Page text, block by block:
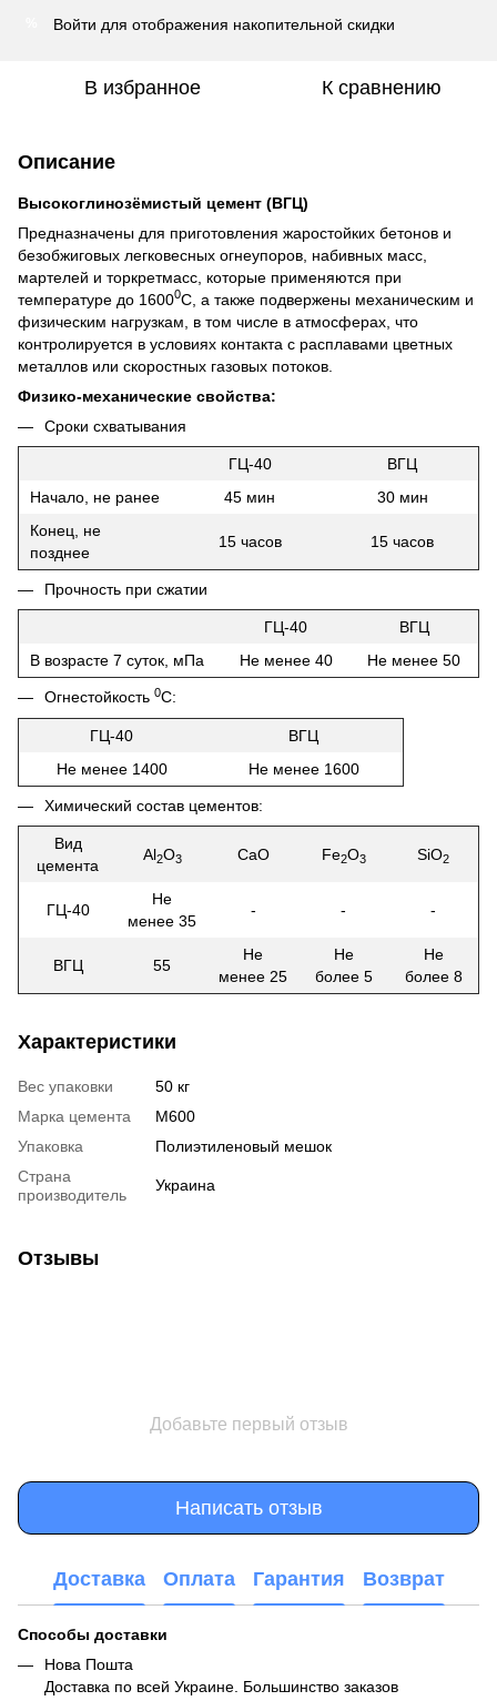
Войти для отображения накопительной скидки
В избранное К сравнению
Описание
Высокоглинозёмистый цемент (ВГЦ)
Предназначены для приготовления жаростойких бетонов и
безобжиговых легковесных огнеупоров, набивных масс,
мартелей и торкретмасс, которые применяются при
температуре до 16000С, а также подвержены механическим и
физическим нагрузкам, в том числе в атмосферах, что
контролируется в условиях контакта с расплавами цветных
металлов или скоростных газовых потоков.
Физико-механические свойства:
Сроки схватывания
ГЦ-40
ВГЦ
Начало, не ранее
45 мин
30 мин
Конец, не
позднее
15 часов 15 часов
Прочность при сжатии
ГЦ-40
ВГЦ
В возрасте 7 суток, мПа
Не менее 40 Не менее 50
Огнестойкость 0С:
ГЦ-40
ВГЦ
Не менее 1400
Не менее 1600
Химический состав цементов:
Вид
цемента
Al2O3 CaO Fe2O3 SiO2
ГЦ-40
Не
менее 35
- - -
ВГЦ 55
Не
менее 25
Не
более 5
Не
более 8
Характеристики
Вес упаковки
50 кг
Марка цемента
М600
Упаковка
Полиэтиленовый мешок
Страна
производитель
Украина
Отзывы
Добавьте первый отзыв
Написать отзыв
Доставка Оплата Гарантия Возврат
Способы доставки
Нова Пошта
Доставка по всей Украине. Большинство заказов